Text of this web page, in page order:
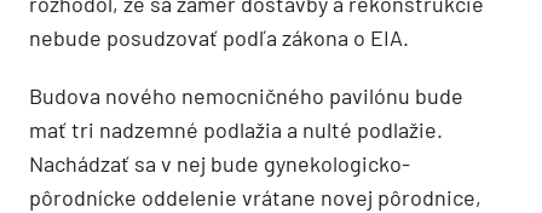
nebude posudzovať podľa zákona o EIA.
Budova nového nemocničného pavilónu bude
mať tri nadzemné podlažia a nulté podlažie.
Nachádzať sa v nej bude gynekologicko-
pôrodnícke oddelenie vrátane novej pôrodnice,